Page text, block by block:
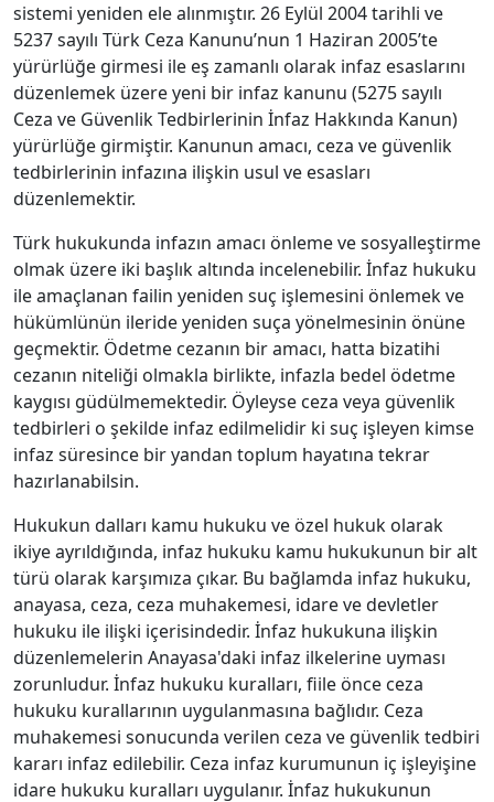
sistemi yeniden ele alınmıştır. 26 Eylül 2004 tarihli ve
5237 sayılı Türk Ceza Kanunu’nun 1 Haziran 2005’te
yürürlüğe girmesi ile eş zamanlı olarak infaz esaslarını
düzenlemek üzere yeni bir infaz kanunu (5275 sayılı
Ceza ve Güvenlik Tedbirlerinin İnfaz Hakkında Kanun)
yürürlüğe girmiştir. Kanunun amacı, ceza ve güvenlik
tedbirlerinin infazına ilişkin usul ve esasları
düzenlemektir.
Türk hukukunda infazın amacı önleme ve sosyalleştirme
olmak üzere iki başlık altında incelenebilir. İnfaz hukuku
ile amaçlanan failin yeniden suç işlemesini önlemek ve
hükümlünün ileride yeniden suça yönelmesinin önüne
geçmektir. Ödetme cezanın bir amacı, hatta bizatihi
cezanın niteliği olmakla birlikte, infazla bedel ödetme
kaygısı güdülmemektedir. Öyleyse ceza veya güvenlik
tedbirleri o şekilde infaz edilmelidir ki suç işleyen kimse
infaz süresince bir yandan toplum hayatına tekrar
hazırlanabilsin.
Hukukun dalları kamu hukuku ve özel hukuk olarak
ikiye ayrıldığında, infaz hukuku kamu hukukunun bir alt
türü olarak karşımıza çıkar. Bu bağlamda infaz hukuku,
anayasa, ceza, ceza muhakemesi, idare ve devletler
hukuku ile ilişki içerisindedir. İnfaz hukukuna ilişkin
düzenlemelerin Anayasa'daki infaz ilkelerine uyması
zorunludur. İnfaz hukuku kuralları, fiile önce ceza
hukuku kurallarının uygulanmasına bağlıdır. Ceza
muhakemesi sonucunda verilen ceza ve güvenlik tedbiri
kararı infaz edilebilir. Ceza infaz kurumunun iç işleyişine
idare hukuku kuralları uygulanır. İnfaz hukukunun